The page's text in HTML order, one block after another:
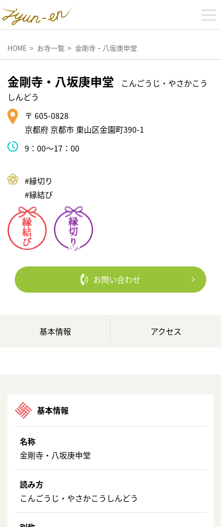
HOME お寺一覧 金剛寺・八坂庚申堂
金剛寺・八坂庚申堂
こんごうじ・やさかこう
しんどう
〒 605-0828
京都府 京都市 東山区金園町390-1
9：00～17：00
#縁切り
#縁結び
お問い合わせ
基本情報 アクセス
基本情報
名称
金剛寺・八坂庚申堂
読み方
こんごうじ・やさかこうしんどう